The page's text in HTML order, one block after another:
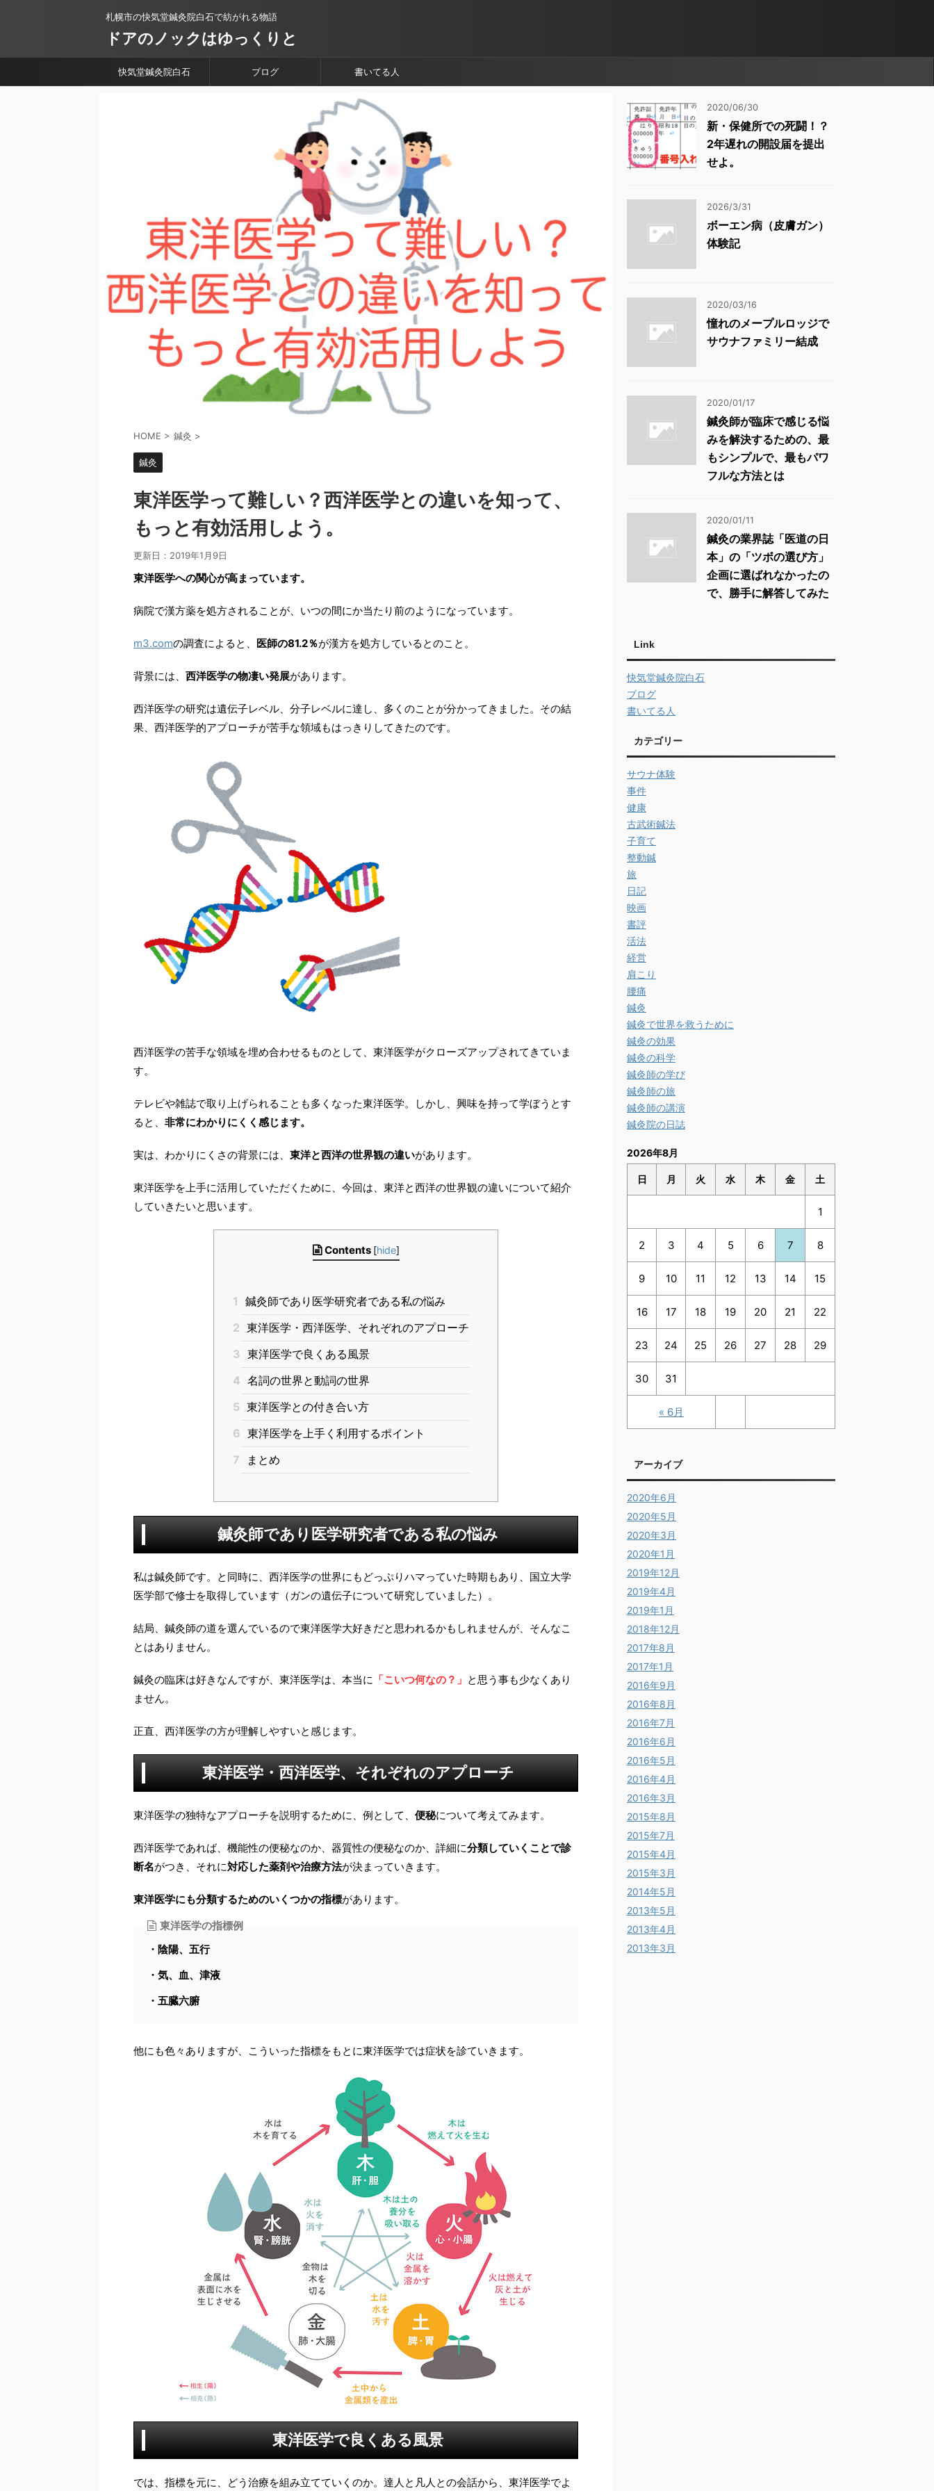
札幌市の快気堂鍼灸院白石で紡がれる物語
ドアのノックはゆっくりと
快気堂鍼灸院白石 ブログ 書いてる人
HOME > 鍼灸 >
鍼灸
東洋医学って難しい？西洋医学との違いを知って、
もっと有効活用しよう。
更新日： 2019年1月9日
東洋医学への関心が高まっています。
病院で漢方薬を処方されることが、いつの間にか当たり前のようになっています。
m3.comの調査によると、 医師の81.2％が漢方を処方しているとのこと。
背景には、 西洋医学の物凄い発展があります。
西洋医学の研究は遺伝子レベル、分子レベルに達し、多くのことが分かってきました。その結
果、西洋医学的アプローチが苦手な領域もはっきりしてきたのです。
西洋医学の苦手な領域を埋め合わせるものとして、東洋医学がクローズアップされてきていま
す。
テレビや雑誌で取り上げられることも多くなった東洋医学。しかし、興味を持って学ぼうとす
ると、 非常にわかりにくく感じます。
実は、わかりにくさの背景には、 東洋と西洋の世界観の違いがあります。
東洋医学を上手に活用していただくために、今回は、東洋と西洋の世界観の違いについて紹介
していきたいと思います。
Contents [hide]
1 鍼灸師であり医学研究者である私の悩み
2 東洋医学・西洋医学、それぞれのアプローチ
3 東洋医学で良くある風景
4 名詞の世界と動詞の世界
5 東洋医学との付き合い方
6 東洋医学を上手く利用するポイント
7
まとめ
鍼灸師であり医学研究者である私の悩み
私は鍼灸師です。と同時に、西洋医学の世界にもどっぷりハマっていた時期もあり、国立大学
医学部で修士を取得しています（ガンの遺伝子について研究していました）。
結局、鍼灸師の道を選んでいるので東洋医学大好きだと思われるかもしれませんが、そんなこ
とはありません。
鍼灸の臨床は好きなんですが、東洋医学は、本当に 「こいつ何なの？」 と思う事も少なくあり
ません。
正直、西洋医学の方が理解しやすいと感じます。
東洋医学・西洋医学、それぞれのアプローチ
東洋医学の独特なアプローチを説明するために、例として、 便秘について考えてみます。
西洋医学であれば、機能性の便秘なのか、器質性の便秘なのか、詳細に分類していくことで診
断名がつき、それに対応した薬剤や治療方法が決まっていきます。
東洋医学にも分類するためのいくつかの指標があります。
東洋医学の指標例
・陰陽、五行
・気、血、津液
・五臓六腑
他にも色々ありますが、こういった指標をもとに東洋医学では症状を診ていきます。
東洋医学で良くある風景
では、指標を元に、どう治療を組み立てていくのか。達人と凡人との会話から、東洋医学でよ
2020/06/30
新・保健所での死闘！？
2年遅れの開設届を提出
せよ。
2026/3/31
ボーエン病（皮膚ガン）
体験記
2020/03/16
憧れのメープルロッジで
サウナファミリー結成
2020/01/17
鍼灸師が臨床で感じる悩
みを解決するための、最
もシンプルで、最もパワ
フルな方法とは
2020/01/11
鍼灸の業界誌「医道の日
本」の「ツボの選び方」
企画に選ばれなかったの
で、勝手に解答してみた
Link
快気堂鍼灸院白石
ブログ
書いてる人
カテゴリー
サウナ体験
事件
健康
古武術鍼法
子育て
整動鍼
旅
日記
映画
書評
活法
経営
肩こり
腰痛
鍼灸
鍼灸で世界を救うために
鍼灸の効果
鍼灸の科学
鍼灸師の学び
鍼灸師の旅
鍼灸師の講演
鍼灸院の日誌
2026年8月
日 月 火 水 木 金 土
« 6月
1
2 3 4 5 6 7 8
9 10 11 12 13 14 15
16 17 18 19 20 21 22
23 24 25 26 27 28 29
30 31
アーカイブ
2020年6月
2020年5月
2020年3月
2020年1月
2019年12月
2019年4月
2019年1月
2018年12月
2017年8月
2017年1月
2016年9月
2016年8月
2016年7月
2016年6月
2016年5月
2016年4月
2016年3月
2015年8月
2015年7月
2015年4月
2015年3月
2014年5月
2013年5月
2013年4月
2013年3月